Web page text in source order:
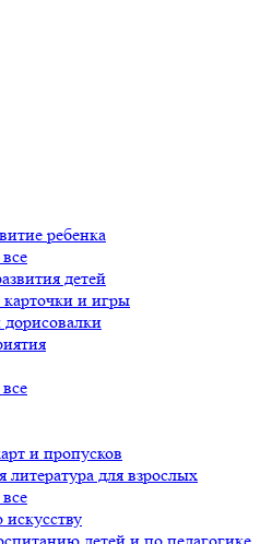
ребенка
детей
и игры
дорисовалки
и пропусков
литература для взрослых